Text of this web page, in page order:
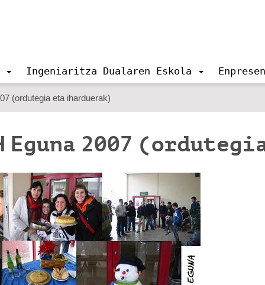
Ingeniaritza Dualaren Eskola
(ordutegia eta iharduerak)
2007